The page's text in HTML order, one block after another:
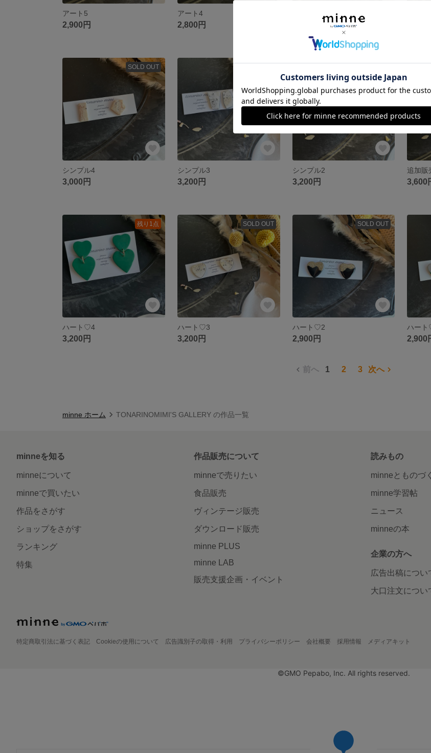
アート5
2,900円
アート4
2,800円
SOLD OUT
シンプル4
3,000円
シンプル3
3,200円
シンプル2
3,200円
追加販
3,600
残り1点
ハート♡4
3,200円
SOLD OUT
ハート♡3
3,200円
SOLD OUT
ハート♡2
2,900円
ハー
2,900
前へ 1 2 3 次へ
minne ホーム TONARINOMIMI'S GALLERY の作品一覧
minneを知る
minneについて
minneで買いたい
作品をさがす
ショップをさがす
ランキング
特集
作品販売について
minneで売りたい
食品販売
ヴィンテージ販売
ダウンロード販売
minne PLUS
minne LAB
販売支援企画・イベント
読みもの
minneとものづ
minne学習帖
ニュース
minneの本
企業の方へ
広告出稿につい
大口注文につい
特定商取引法に基づく表記 Cookieの使用について 広告識別子の取得・利用 プライバシーポリシー 会社概要 採用情報 メディアキット
©GMO Pepabo, Inc. All rights reserved.